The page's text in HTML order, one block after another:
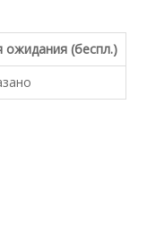
ожидания (беспл.)